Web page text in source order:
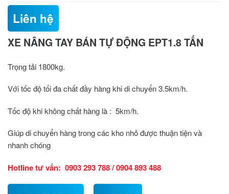
Liên hệ
XE NÂNG TAY BÁN TỰ ĐỘNG EPT1.8 TẤN
Trọng tải 1800kg.
Với tốc độ tối đa chất đầy hàng khi di chuyển 3.5km/h.
Tốc độ khi không chất hàng là : 5km/h.
Giúp di chuyển hàng trong các kho nhỏ được thuận tiện và
nhanh chóng
Hotline tư vấn: 0903 293 788 / 0904 893 488